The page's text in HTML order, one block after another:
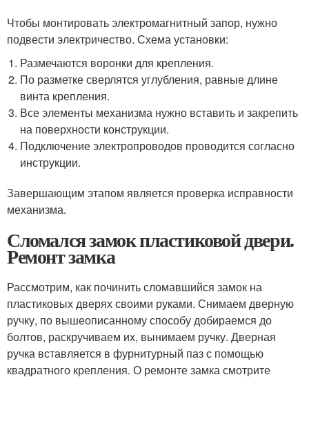
Чтобы монтировать электромагнитный запор, нужно
подвести электричество. Схема установки:
Размечаются воронки для крепления.
По разметке сверлятся углубления, равные длине
винта крепления.
Все элементы механизма нужно вставить и закрепить
на поверхности конструкции.
Подключение электропроводов проводится согласно
инструкции.
Завершающим этапом является проверка исправности
механизма.
Сломался замок пластиковой двери.
Ремонт замка
Рассмотрим, как починить сломавшийся замок на
пластиковых дверях своими руками. Снимаем дверную
ручку, по вышеописанному способу добираемся до
болтов, раскручиваем их, вынимаем ручку. Дверная
ручка вставляется в фурнитурный паз с помощью
квадратного крепления. О ремонте замка смотрите